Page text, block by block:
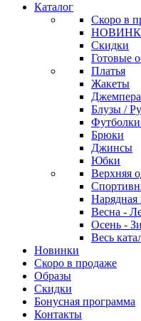
Каталог
Скоро в
Скидки
Готовые
Платья
Жакеты
Джемпера
Блузы /
Брюки
Джинсы
Юбки
Верхняя
Нарядная
Весна -
Осень -
Весь
Новинки
Скоро в продаже
Образы
Скидки
Бонусная программа
Контакты